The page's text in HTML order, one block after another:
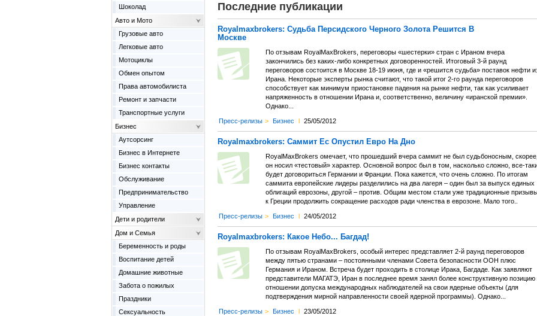
Последние публикации
Royalmaxbrokers: Судьба Персидского Черного Золота Решится В
Москве
По отзывам RoyalMaxBrokers, переговоры «шестерки» стран с Ираном вчера
закончились без каких-либо конкретных договоренностей. Итоговый 3-й раунд
переговоров состоится в Москве 18-19 июня, где и «решится судьба» поставок нефти
Ирана. Некоторые эксперты рынка считают, что такой итог 2-го раунда переговоров
способствует как минимум приостановке падения на рынке нефти, так как усиливает
напряженность в отношении Ирана и, соответственно, величину «иранской премии».
Однако...
Пресс-релизы > Бизнес l 25/05/2012
Royalmaxbrokers: Саммит Ес Опустил Евро На Дно
RoyalMaxBrokers омечает, что прошедший вчера саммит не был судьбоносным, скорее,
он носил «тестовый» характер. Основной вопрос был в том, насколько сложно, все-
будет договориться Германии и Франции. Пока кажется, что очень сложно. По итогам
саммита европейские лидеры разделились на два лагеря – один был за выпуск единых
облигаций еврозоны, другой – против. Общим местом стали уже традиционные
к Греции продолжить сокращение расходов ради членства в еврозоне. Мало того..
Пресс-релизы > Бизнес l 24/05/2012
Royalmaxbrokers: Какое Небо... Багдад!
По отзывам RoyalMaxBrokers, особый интерес представляет 2-й раунд переговоров
между пятью странами – постоянными членами Совета безопасности ООН плюс
Германия и Ираном. Встреча будет проходить в столице Ирака, Багдаде. Как заявляют
представители МАГАТЭ, Иран в последнее время занял более конструктивную позицию
отношении допуска международных наблюдателей на свои ядерные объекты (для
подтверждения мирной направленности своей ядерной программы). Однако...
Пресс-релизы > Бизнес l 23/05/2012
Шоколад
Авто и Мото
Грузовые авто
Легковые авто
Мотоциклы
Обмен опытом
Права автомобилиста
Ремонт и запчасти
Транспортные услуги
Бизнес
Аутсорсинг
Бизнес в Интернете
Бизнес контакты
Обслуживание
Предпринимательство
Управление
Дети и родители
Дом и Семья
Беременность и роды
Воспитание детей
Домашние животные
Забота о пожилых
Праздники
Сексуальность